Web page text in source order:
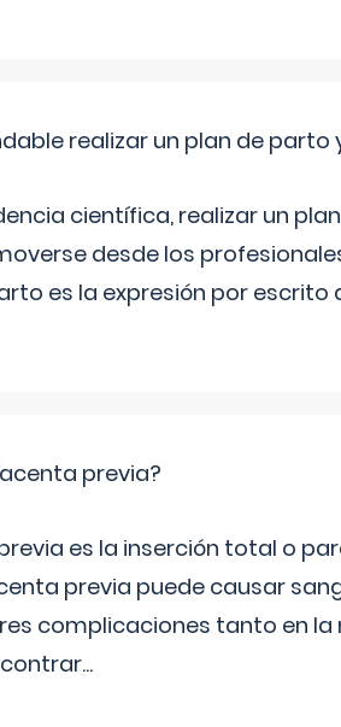
realizar un plan de parto
científica, realizar un
desde los
es la expresión por escrito
previa?
es la inserción total o
previa puede causar
complicaciones tanto en la
...